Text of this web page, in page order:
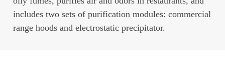
includes two sets of purification modules: commercial
range hoods and electrostatic precipitator.